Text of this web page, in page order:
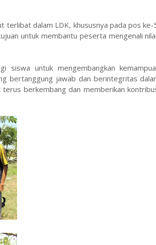
terlibat dalam LDK, khususnya pada pos ke-
untuk membantu peserta mengenali
untuk mengembangkan
bertanggung jawab dan berintegritas
berkembang dan memberikan